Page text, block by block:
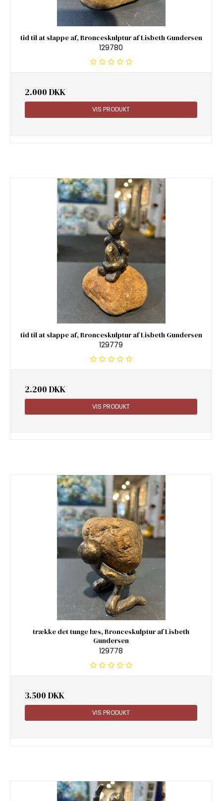
tid til at slappe af, Bronceskulptur af Lisbeth Gundersen
129780
2.000 DKK
VIS PRODUKT
tid til at slappe af, Bronceskulptur af Lisbeth Gundersen
129779
2.200 DKK
VIS PRODUKT
trække det tunge læs, Bronceskulptur af Lisbeth
Gundersen
129778
3.500 DKK
VIS PRODUKT